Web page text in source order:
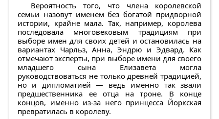
Вероятность того, что члена королевской
семьи назовут именем без богатой придворной
истории, крайне мала. Так, например, королева
последовала многовековым традициям при
выборе имен для своих детей и остановилась на
вариантах Чарльз, Анна, Эндрю и Эдвард. Как
отмечают эксперты, при выборе имени для своего
младшего сына Елизавета могла
руководствоваться не только древней традицией,
но и дипломатией — ведь именно так звали
предшественника ее отца на троне. В конце
концов, именно из-за него принцесса Йоркская
превратилась в королеву.